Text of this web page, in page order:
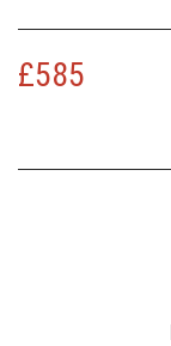
£585